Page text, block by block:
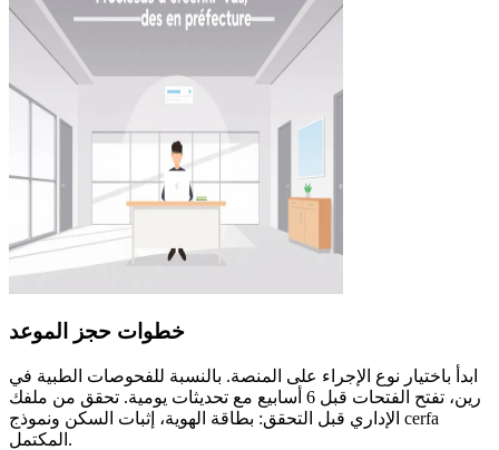
خطوات حجز الموعد
ابدأ باختيار نوع الإجراء على المنصة. بالنسبة للفحوصات الطبية في
رين، تفتح الفتحات قبل 6 أسابيع مع تحديثات يومية. تحقق من ملفك
الإداري قبل التحقق: بطاقة الهوية، إثبات السكن ونموذج cerfa
المكتمل.